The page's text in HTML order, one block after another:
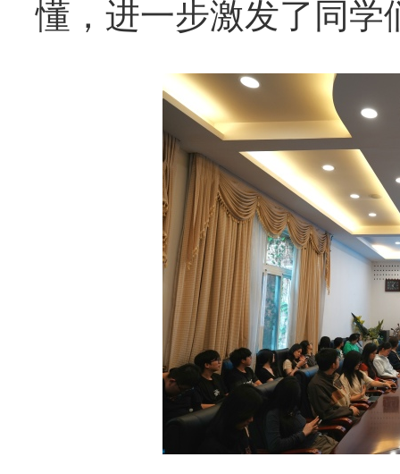
懂，进一步激发了 同学